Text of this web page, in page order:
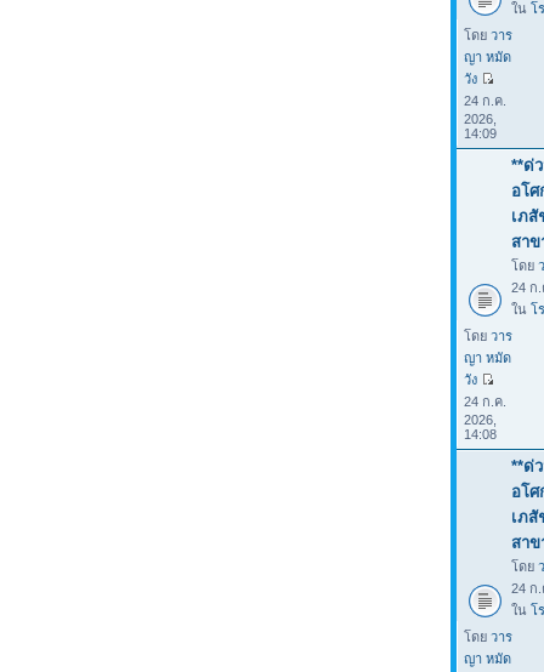
ใน โ
โดย วาร
ญา หมัด
วัง
24 ก.ค.
2026,
14:09
**ด่
อโ
เภสั
สาข
โดย
24 ก.
ใน โ
โดย วาร
ญา หมัด
วัง
24 ก.ค.
2026,
14:08
**ด่
อโ
เภสั
สาข
โดย
24 ก.
ใน โ
โดย วาร
ญา หมัด